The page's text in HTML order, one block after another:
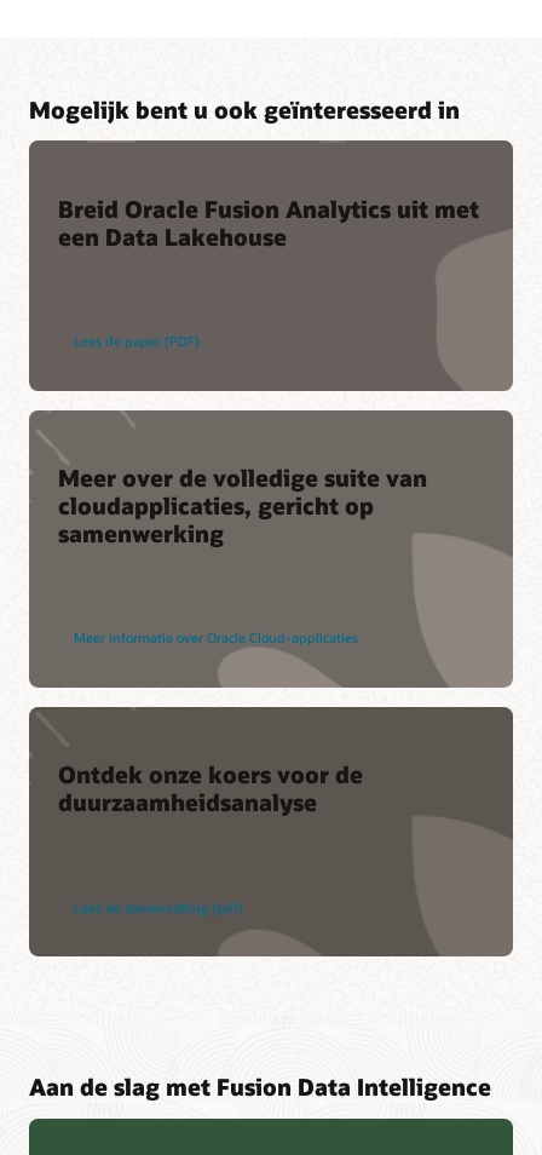
Mogelijk bent u ook geïnteresseerd in
Breid Oracle Fusion Analytics uit met
een Data Lakehouse
Lees de paper (PDF)
Meer over de volledige suite van
cloudapplicaties, gericht op
samenwerking
Meer informatie over Oracle Cloud-applicaties
Ontdek onze koers voor de
duurzaamheidsanalyse
Lees de samenvatting (pdf)
Aan de slag met Fusion Data Intelligence